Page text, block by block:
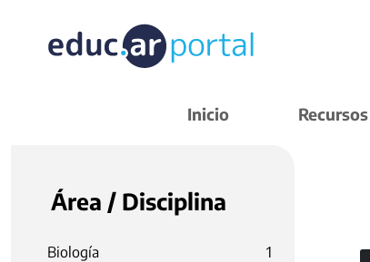
Inicio Recursos
Área / Disciplina
Biología
1